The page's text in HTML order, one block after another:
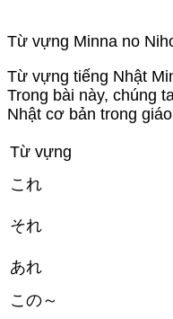
Từ vựng Minna no
Từ vựng tiếng Nhật
Trong bài này, chúng
Nhật cơ bản trong
Từ vựng
これ
それ
あれ
この～